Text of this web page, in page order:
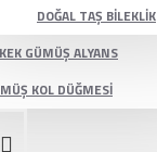
DOĞAL TAŞ BILEKLIK
GÜMÜŞ ALYANS
KOL DÜĞMESI